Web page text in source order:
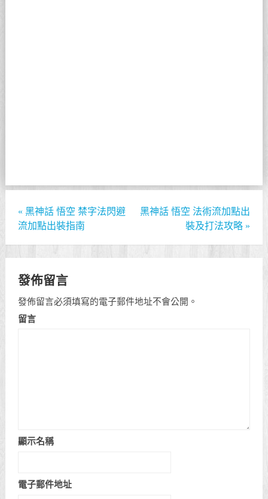
« 黑神話 悟空 禁字法閃避
流加點出裝指南
黑神話 悟空 法術流加點出
裝及打法攻略 »
發佈留言
發佈留言必須填寫的電子郵件地址不會公開。
留言
顯示名稱
電子郵件地址